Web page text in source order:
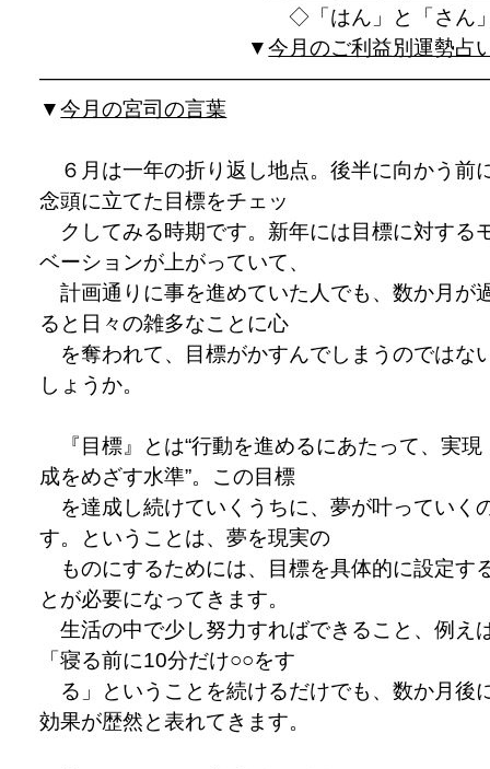
◇「はん」と「さん
▼今月のご利益別運勢占
▼今月の宮司の言葉
６月は一年の折り返し地点。後半に向かう前
念頭に立てた目標をチェッ
クしてみる時期です。新年には目標に対する
ベーションが上がっていて、
計画通りに事を進めていた人でも、数か月が
ると日々の雑多なことに心
を奪われて、目標がかすんでしまうのではな
しょうか。
『目標』とは“行動を進めるにあたって、実現
成をめざす水準”。この目標
を達成し続けていくうちに、夢が叶っていく
す。ということは、夢を現実の
ものにするためには、目標を具体的に設定す
とが必要になってきます。
生活の中で少し努力すればできること、例え
「寝る前に10分だけ○○をす
る」ということを続けるだけでも、数か月後
効果が歴然と表れてきます。